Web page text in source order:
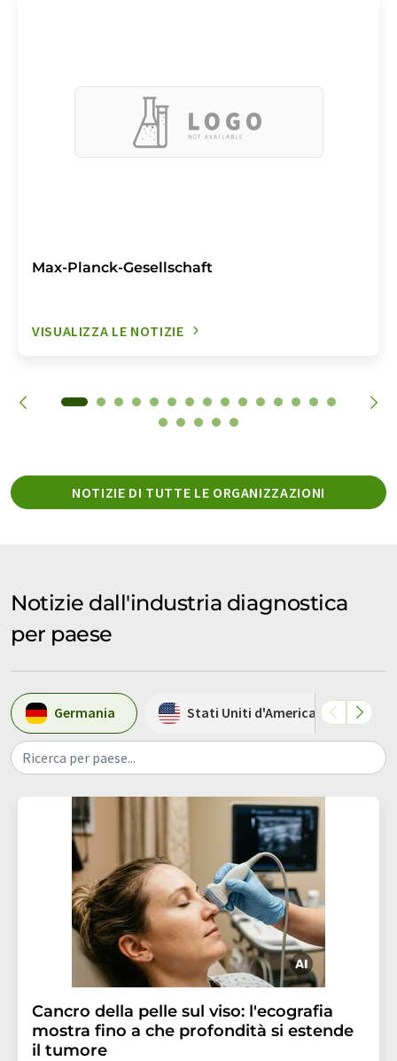
Max-Planck-Gesellschaft
VISUALIZZA LE NOTIZIE
NOTIZIE DI TUTTE LE ORGANIZZAZIONI
Notizie dall'industria diagnostica
per paese
Germania Stati Uniti d'America
Ricerca per paese...
Cancro della pelle sul viso: l'ecografia
mostra fino a che profondità si estende
il tumore